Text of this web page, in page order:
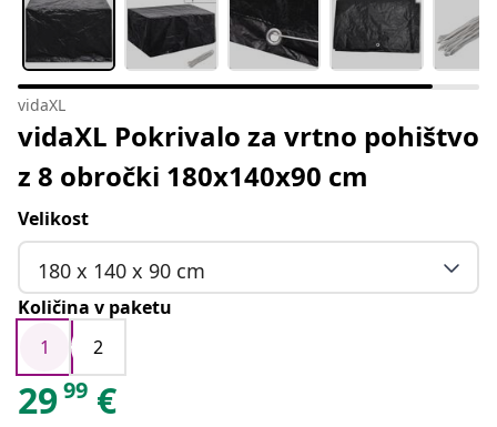
vidaXL
vidaXL Pokrivalo za vrtno pohištvo
z 8 obročki 180x140x90 cm
Velikost
180 x 140 x 90 cm
Količina v paketu
1
2
2999 €